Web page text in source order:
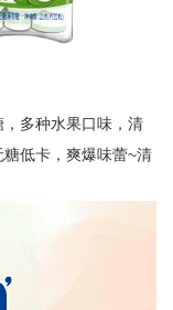
，多种水果口味，清
低卡，爽爆味蕾~清